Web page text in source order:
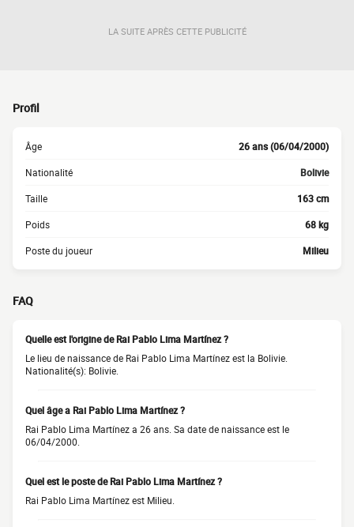
LA SUITE APRÈS CETTE PUBLICITÉ
Profil
Âge 26 ans (06/04/2000)
Nationalité Bolivie
Taille 163 cm
Poids 68 kg
Poste du joueur Milieu
FAQ
Quelle est l'origine de Rai Pablo Lima Martínez ?
Le lieu de naissance de Rai Pablo Lima Martínez est la Bolivie.
Nationalité(s): Bolivie.
Quel âge a Rai Pablo Lima Martínez ?
Rai Pablo Lima Martínez a 26 ans. Sa date de naissance est le
06/04/2000.
Quel est le poste de Rai Pablo Lima Martínez ?
Rai Pablo Lima Martínez est Milieu.